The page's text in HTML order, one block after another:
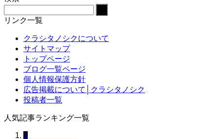
リンク一覧
クラシタノシクについて
サイトマップ
トップページ
ブログ一覧ページ
個人情報保護方針
広告掲載について│クラシタノシク
投稿者一覧
人気記事ランキング一覧
1